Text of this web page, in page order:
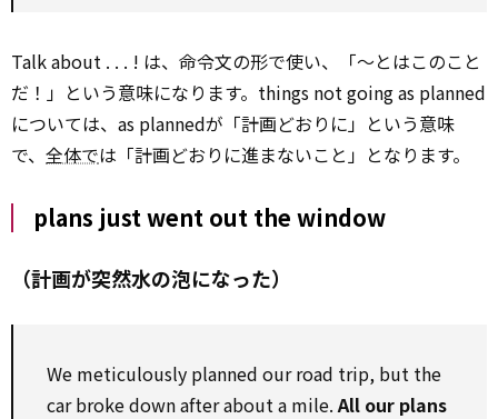
Talk about . . . ! は、命令文の形で使い、「～とはこのこと
だ！」という意味になります。things not going as planned
については、as plannedが「計画どおりに」という意味
で、 全体では「計画どおりに進まないこと」となります。
plans just went out the window
（計画が突然水の泡になった）
We meticulously planned our road trip, but the
car broke down after about a mile.All our plans